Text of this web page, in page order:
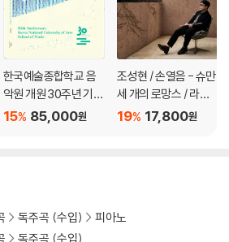
한국예술종합학교 음
악원 개원 30주년 기념
음반 [LP]85,000원
15%
조성현 / 손열음 - 슈만:
세 개의 로망스 / 라이
네케: 플루트 소나타 /
17,800원
19%
독주곡 (수입)
피아노
독주곡 (수입)